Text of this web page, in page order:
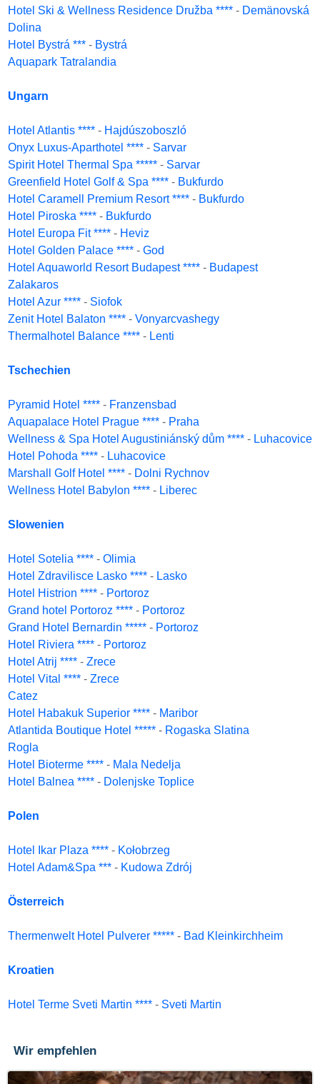
Hotel Ski & Wellness Residence Družba **** - Demänovská
Dolina
Hotel Bystrá *** - Bystrá
Aquapark Tatralandia
Ungarn
Hotel Atlantis **** - Hajdúszoboszló
Onyx Luxus-Aparthotel **** - Sarvar
Spirit Hotel Thermal Spa ***** - Sarvar
Greenfield Hotel Golf & Spa **** - Bukfurdo
Hotel Caramell Premium Resort **** - Bukfurdo
Hotel Piroska **** - Bukfurdo
Hotel Europa Fit **** - Heviz
Hotel Golden Palace **** - God
Hotel Aquaworld Resort Budapest **** - Budapest
Zalakaros
Hotel Azur **** - Siofok
Zenit Hotel Balaton **** - Vonyarcvashegy
Thermalhotel Balance **** - Lenti
Tschechien
Pyramid Hotel **** - Franzensbad
Aquapalace Hotel Prague **** - Praha
Wellness & Spa Hotel Augustiniánský dům **** - Luhacovice
Hotel Pohoda **** - Luhacovice
Marshall Golf Hotel **** - Dolni Rychnov
Wellness Hotel Babylon **** - Liberec
Slowenien
Hotel Sotelia **** - Olimia
Hotel Zdravilisce Lasko **** - Lasko
Hotel Histrion **** - Portoroz
Grand hotel Portoroz **** - Portoroz
Grand Hotel Bernardin ***** - Portoroz
Hotel Riviera **** - Portoroz
Hotel Atrij **** - Zrece
Hotel Vital **** - Zrece
Catez
Hotel Habakuk Superior **** - Maribor
Atlantida Boutique Hotel ***** - Rogaska Slatina
Rogla
Hotel Bioterme **** - Mala Nedelja
Hotel Balnea **** - Dolenjske Toplice
Polen
Hotel Ikar Plaza **** - Kołobrzeg
Hotel Adam&Spa *** - Kudowa Zdrój
Österreich
Thermenwelt Hotel Pulverer ***** - Bad Kleinkirchheim
Kroatien
Hotel Terme Sveti Martin **** - Sveti Martin
Wir empfehlen